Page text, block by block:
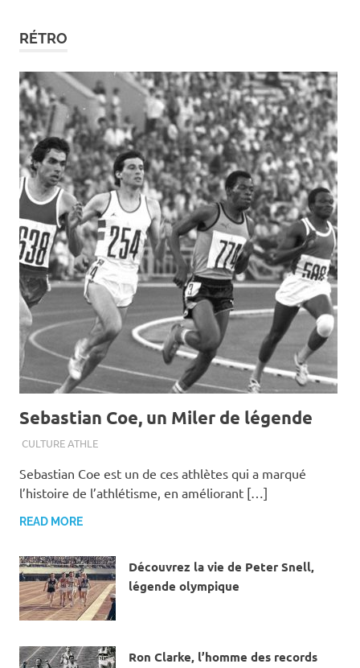
RÉTRO
Sebastian Coe, un Miler de légende
20 MARS 2018
CULTURE ATHLE
Sebastian Coe est un de ces athlètes qui a marqué
l’histoire de l’athlétisme, en améliorant […]
READ MORE
Découvrez la vie de Peter Snell,
légende olympique
Ron Clarke, l’homme des records